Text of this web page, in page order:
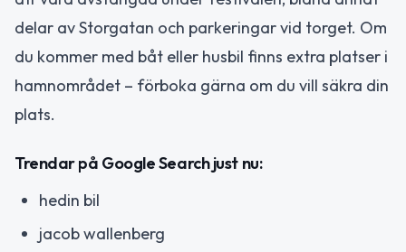
delar av Storgatan och parkeringar vid torget. Om
du kommer med båt eller husbil finns extra platser i
hamnområdet – förboka gärna om du vill säkra din
plats.
Trendar på Google Search just nu:
hedin bil
jacob wallenberg